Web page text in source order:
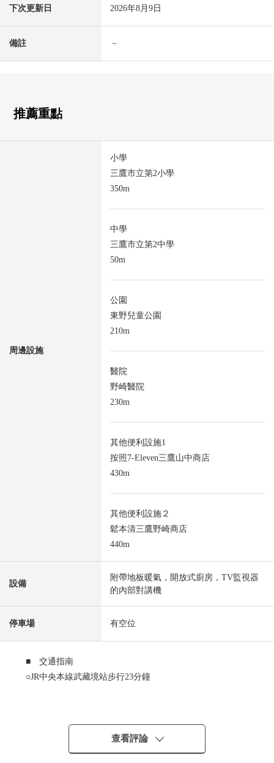
下次更新日 2026年8月9日
備註 －
推薦重點
周邊設施
小學
三鷹市立第2小學
350m
中學
三鷹市立第2中學
50m
公園
東野兒童公園
210m
醫院
野崎醫院
230m
其他便利設施1
按照7-Eleven三鷹山中商店
430m
其他便利設施２
鬆本清三鷹野崎商店
440m
設備
附帶地板暖氣，開放式廚房，TV監視器
的內部對講機
停車場 有空位
■ 交通指南
○JR中央本線武藏境站步行23分鐘
○為東南角地，陽光良好
○第一類低層住宅專用區裡面的閒靜的住宅區
○有，也收藏全居室收納，小房間背後收納，充實
查看評論